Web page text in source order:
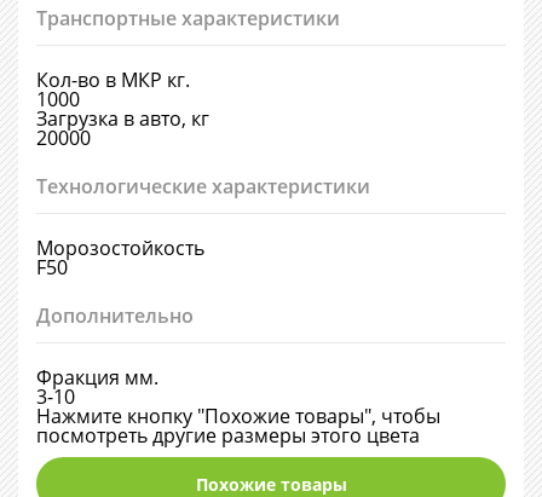
Транспортные характеристики
Кол-во в МКР кг.
1000
Загрузка в авто, кг
20000
Технологические характеристики
Морозостойкость
F50
Дополнительно
Фракция мм.
3-10
Нажмите кнопку "Похожие товары", чтобы
посмотреть другие размеры этого цвета
Похожие товары